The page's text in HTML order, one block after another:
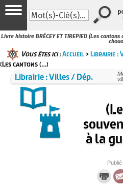
Livre histoire BRÉCEY ET TIREPIED (Les
Vous êtes ici :Accueil >Librairie :
(Les cantons (…)
Librairie : Villes / Dép.
à la